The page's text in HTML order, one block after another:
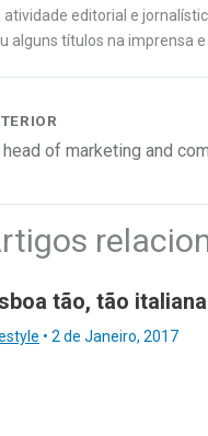
editorial e
alguns títulos na imprensa
tão, tão italiana
• 2 de Janeiro, 2017